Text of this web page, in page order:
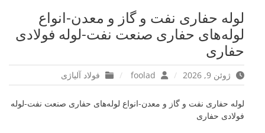
لوله حفاری نفت و گاز و معدن-انواع
لوله‌های حفاری صنعت نفت-لوله فولادی
حفاری
ژوئن 9, 2026 فولاد آلیاژی
لوله حفاری نفت و گاز و معدن-انواع لوله‌های حفاری صنعت نفت-لوله
فولادی حفاری